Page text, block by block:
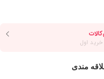
مندی